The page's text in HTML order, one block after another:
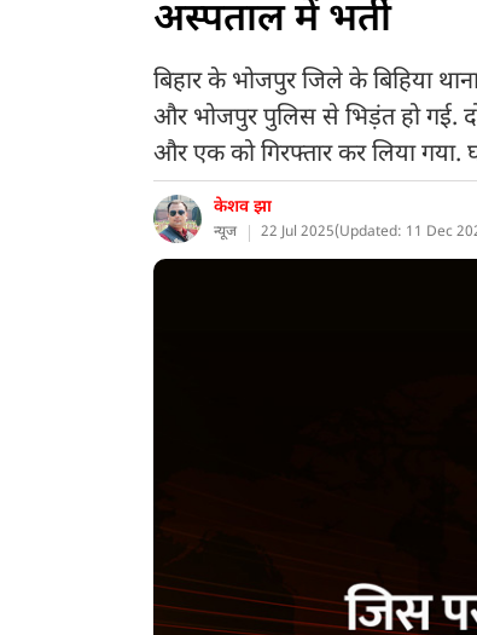
अस्पताल में भर्ती
बिहार के भोजपुर जिले के बिहिया
और भोजपुर पुलिस से भिड़ंत हो गई.
और एक को गिरफ्तार कर लिया
केशव झा
न्यूज 22 Jul 2025(Updated: 11 Dec